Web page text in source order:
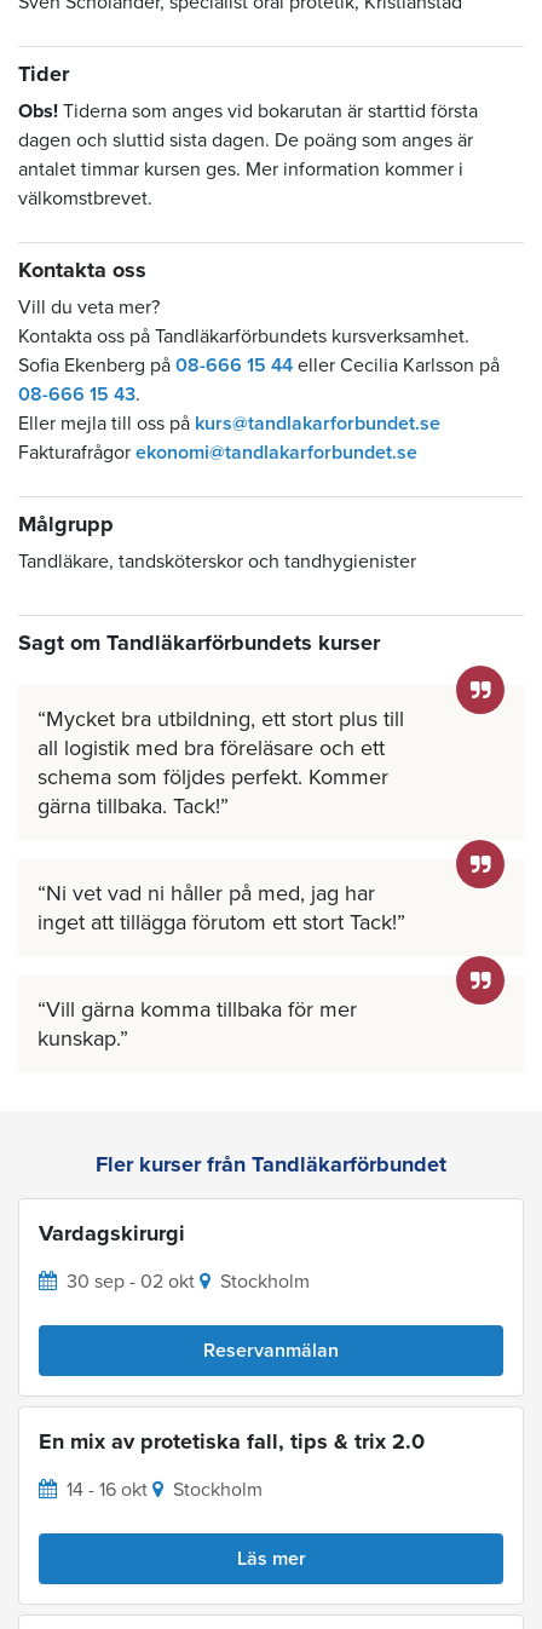
Tider
Obs! Tiderna som anges vid bokarutan är starttid första
dagen och sluttid sista dagen. De poäng som anges är
antalet timmar kursen ges. Mer information kommer i
välkomstbrevet.
Kontakta oss
Vill du veta mer?
Kontakta oss på Tandläkarförbundets kursverksamhet.
Sofia Ekenberg på 08-666 15 44 eller Cecilia Karlsson på
08-666 15 43.
Eller mejla till oss på kurs@tandlakarforbundet.se
Fakturafrågor ekonomi@tandlakarforbundet.se
Målgrupp
Tandläkare, tandsköterskor och tandhygienister
Sagt om Tandläkarförbundets kurser
Mycket bra utbildning, ett stort plus till
all logistik med bra föreläsare och ett
schema som följdes perfekt. Kommer
gärna tillbaka. Tack!
Ni vet vad ni håller på med, jag har
inget att tillägga förutom ett stort Tack!
Vill gärna komma tillbaka för mer
kunskap.
Fler kurser från Tandläkarförbundet
Vardagskirurgi
30 sep - 02 okt Stockholm
Reservanmälan
En mix av protetiska fall, tips & trix 2.0
14 - 16 okt Stockholm
Läs mer